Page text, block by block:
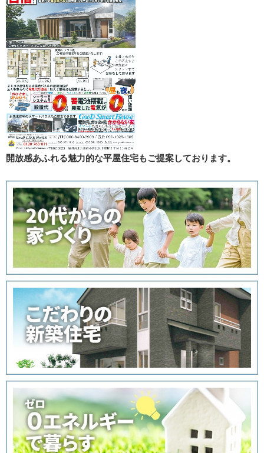
開放感あふれる魅力的な平屋住宅もご提案しております。